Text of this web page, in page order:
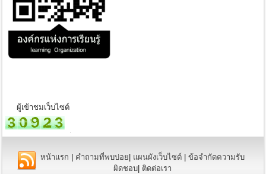
ผู้เข้าชมเว็บไซต์
หน้าแรก คำถามที่พบบ่อย แผนผังเว็บไซต์
ข้อจำกัดความรับ
ผิดชอบ ติดต่อเรา